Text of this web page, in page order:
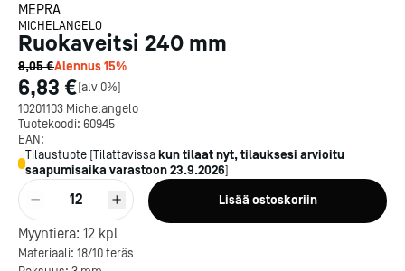
MEPRA
MICHELANGELO
Ruokaveitsi 240 mm
8,05 €Alennus15%
6,83 €[alv 0%]
10201103 Michelangelo
Tuotekoodi: 60945
EAN:
Tilaustuote [Tilattavissa kun tilaat nyt, tilauksesi arvioitu
saapumisaika varastoon23.9.2026]
12 Lisää ostoskoriin
Myyntierä: 12 kpl
Materiaali: 18/10 teräs
Kotipizza on vuonna 1987
perustettu yritys, jolla on yli
300 ravintolaa eri puolella